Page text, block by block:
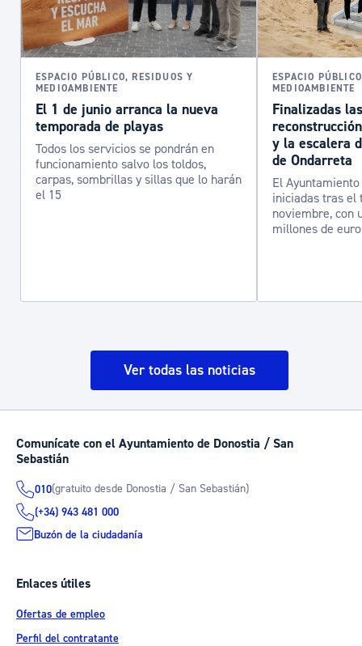
ESPACIO PÚBLICO, RESIDUOS Y
MEDIOAMBIENTE
El 1 de junio arranca la nueva
temporada de playas
Todos los servicios se pondrán en
funcionamiento salvo los toldos,
carpas, sombrillas y sillas que lo harán
el 15
ESPACIO
MEDIOAMBIENTE
Finalizadas
y la escalera
de Ondarreta
El
iniciadas tras el
noviembre, con
millones de
Ver todas las noticias
Comunícate con el Ayuntamiento de Donostia / San
Sebastián
010(gratuito desde Donostia / San Sebastián)
(+34) 943 481 000
Buzón de la ciudadanía
Enlaces útiles
Ofertas de empleo
Perfil del contratante